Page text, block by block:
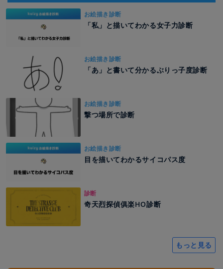
お絵描き診断
「私」と描いてわかる女子力診断
お絵描き診断
「あ」と書いて分かるぶりっ子度診断
お絵描き診断
撃つ場所で診断
お絵描き診断
目を描いてわかるサイコパス度
診断
奇天烈探偵俱楽HO診断
もっと見る